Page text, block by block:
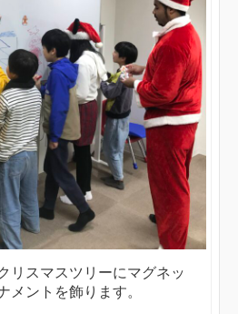
リスマスツリーにマグネッ
メントを飾ります。